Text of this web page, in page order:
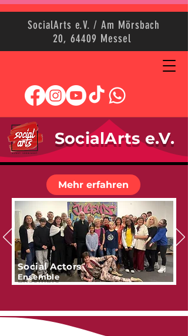
SocialArts e.V. / Am Mörsbach
20, 64409 Messel
SocialArts e.V.
Mehr erfahren
Social Actors
Ensemble